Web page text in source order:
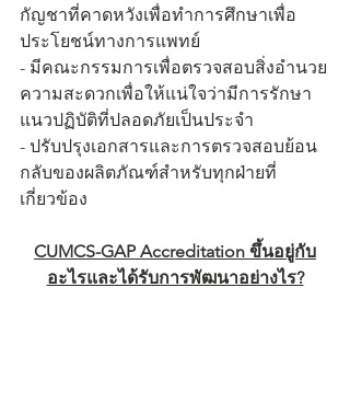
กัญชาที่คาดหวังเพื่อทำการศึกษาเพื่อ
ประโยชน์ทางการแพทย์
- มีคณะกรรมการเพื่อตรวจสอบสิ่งอำนวย
ความสะดวกเพื่อให้แน่ใจว่ามีการรักษา
แนวปฏิบัติที่ปลอดภัยเป็นประจำ
- ปรับปรุงเอกสารและการตรวจสอบย้อน
กลับของผลิตภัณฑ์สำหรับทุกฝ่ายที่
เกี่ยวข้อง
CUMCS-GAP Accreditation ขึ้นอยู่กับ
อะไรและได้รับการพัฒนาอย่างไร?